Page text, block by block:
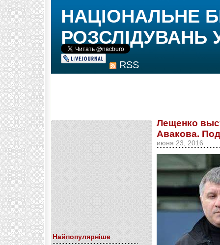
RSS
НАЦІОНАЛЬНЕ
РОЗСЛІДУВАНЬ
Найпопулярніше
Лещенко
Авакова.
июня 23, 2016